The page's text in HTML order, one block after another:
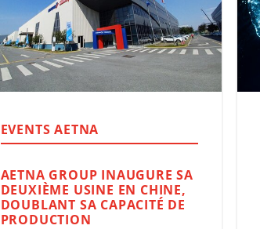
EVENTS AETNA
AETNA GROUP INAUGURE SA
DEUXIÈME USINE EN CHINE,
DOUBLANT SA CAPACITÉ DE
PRODUCTION